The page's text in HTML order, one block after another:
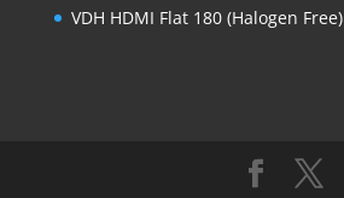
VDH HDMI Flat 180 (Halogen Free)